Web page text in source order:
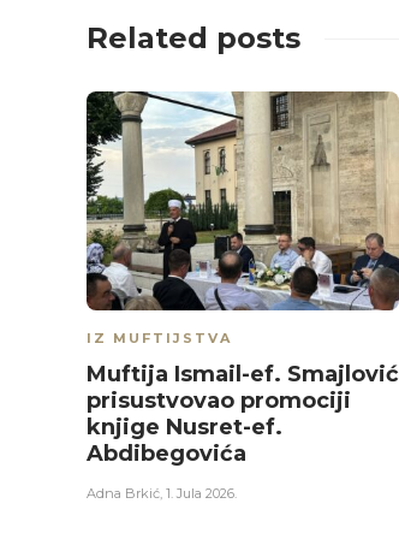
Related posts
IZ MUFTIJSTVA
Muftija Ismail-ef. Smajlović
prisustvovao promociji
knjige Nusret-ef.
Abdibegovića
Adna Brkić, 1. Jula 2026.